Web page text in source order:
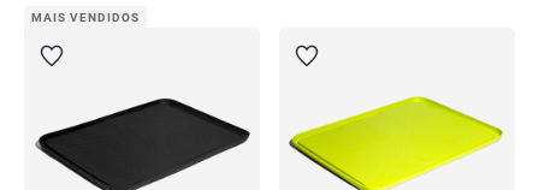
MAIS VENDIDOS